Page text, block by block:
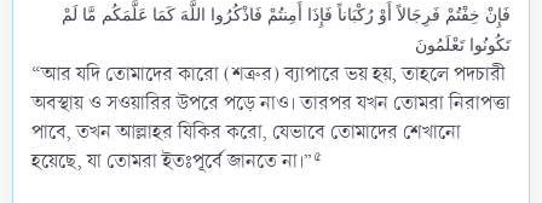
فَإِنْ خِفْتُمْ فَرِجَالاً أَوْ رُكْبَاناً فَإِذَا أَمِنتُمْ فَاذْكُرُوا اللَّهَ كَمَا عَلَّمَكُم مَّا لَمْ
تَكُونُوا تَعْلَمُونَ
“আর যদি তোমাদের কারো (শত্রুর) ব্যাপারে ভয় হয়, তাহলে পদচারী
অবস্থায় ও সওয়ারির উপরে পড়ে নাও। তারপর যখন তোমরা নিরাপত্তা
পাবে, তখন আল্লাহর যিকির করো, যেভাবে তোমাদের শেখানো
হয়েছে, যা তোমরা ইতঃপূর্বে জানতে না।”৫